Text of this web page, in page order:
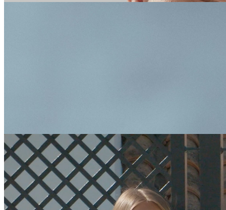
Vores kunder siger
Hvad siger vores sælgere?
"Tak for det grundige arbejde og de ærlige meninger undervejs. Vi